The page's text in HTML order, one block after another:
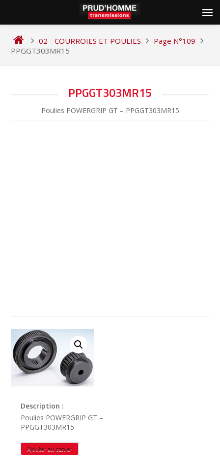
content
02 - COURROIES ET POULIES
Page N°109
PPGGT303MR15
PPGGT303MR15
Poulies POWERGRIP GT – PPGGT303MR15
Description :
Poulies POWERGRIP GT –
PPGGT303MR15
quantité
de
Ajouter au panier